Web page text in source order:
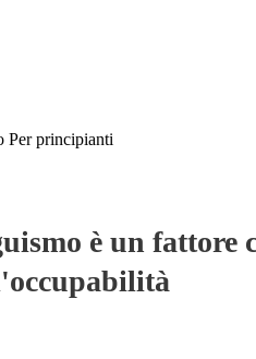
Per principianti
è un fattore